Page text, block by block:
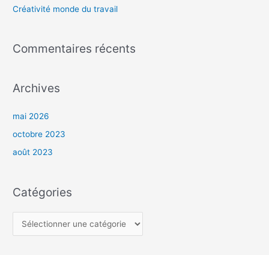
r
:
Créativité monde du travail
Commentaires récents
Archives
mai 2026
octobre 2023
août 2023
Catégories